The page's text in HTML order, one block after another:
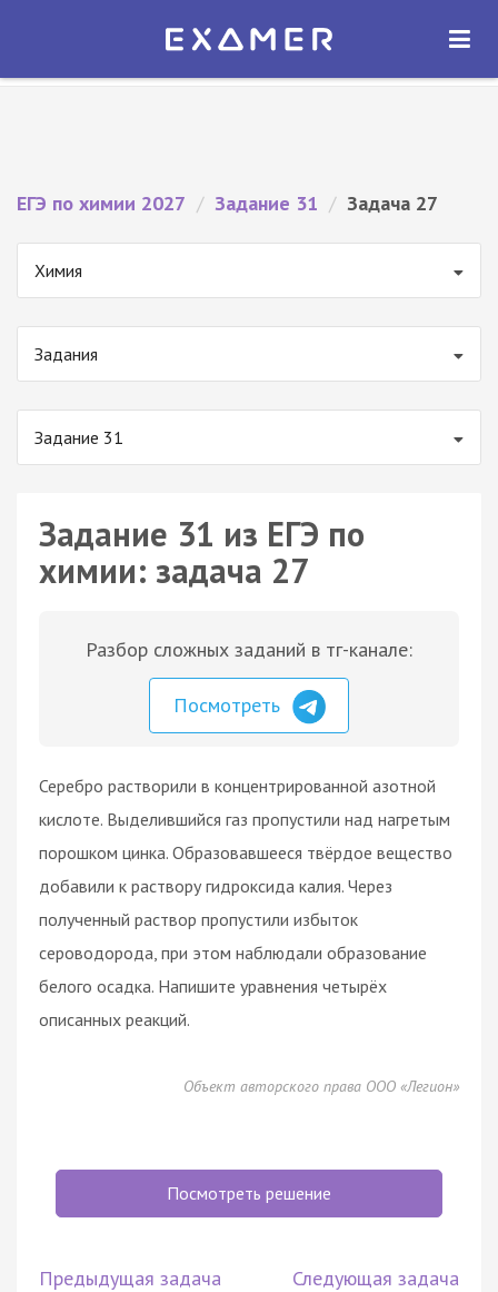
Экзамер — ЕГЭ 2027
ОТКРЫТЬ
ЕГЭ по химии 2027 / Задание 31 / Задача 27
Химия
Задания
Задание 31
Задание 31 из ЕГЭ по
химии: задача 27
Разбор сложных заданий в тг-канале:
Посмотреть
Серебро растворили в концентрированной азотной
кислоте. Выделившийся газ пропустили над нагретым
порошком цинка. Образовавшееся твёрдое вещество
добавили к раствору гидроксида калия. Через
полученный раствор пропустили избыток
сероводорода, при этом наблюдали образование
белого осадка. Напишите уравнения четырёх
описанных реакций.
Объект авторского права ООО «Легион»
Посмотреть решение
Предыдущая задача Следующая задача